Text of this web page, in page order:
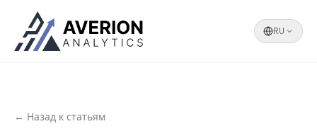
RU
← Назад к статьям